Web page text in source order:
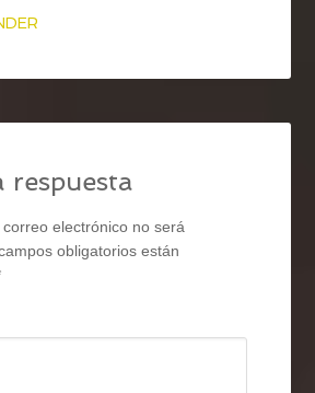
respuesta
electrónico no será
obligatorios están